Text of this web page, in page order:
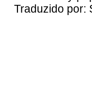
Traduzido por: